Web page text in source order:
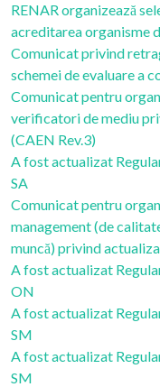
RENAR organizează
acreditarea organisme
Comunicat privind
schemei de evaluare a
Comunicat pentru
verificatori de mediu
(CAEN Rev.3)
A fost actualizat
SA
Comunicat pentru
management (de
muncă) privind
A fost actualizat
ON
A fost actualizat
SM
A fost actualizat
SM